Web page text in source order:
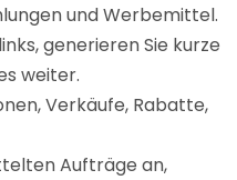
und Werbemittel.
generieren Sie kurze
weiter.
Verkäufe, Rabatte,
Aufträge an,